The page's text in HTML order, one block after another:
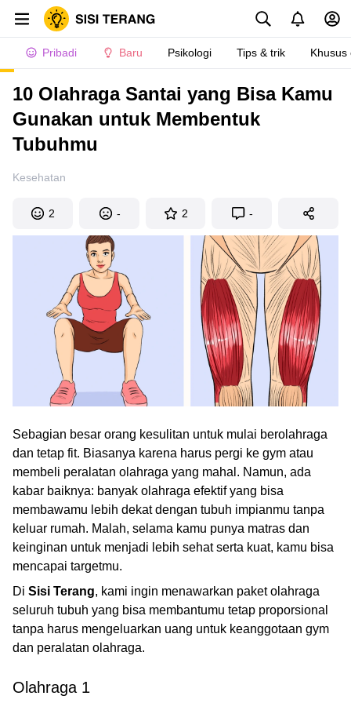
Pribadi Baru Psikologi Tips & trik Khusus
10 Olahraga Santai yang Bisa Kamu
Gunakan untuk Membentuk
Tubuhmu
Kesehatan
2 - 2 -
Sebagian besar orang kesulitan untuk mulai berolahraga
dan tetap fit. Biasanya karena harus pergi ke gym atau
membeli peralatan olahraga yang mahal. Namun, ada
kabar baiknya: banyak olahraga efektif yang bisa
membawamu lebih dekat dengan tubuh impianmu tanpa
keluar rumah. Malah, selama kamu punya matras dan
keinginan untuk menjadi lebih sehat serta kuat, kamu bisa
mencapai targetmu.
Di Sisi Terang, kami ingin menawarkan paket olahraga
seluruh tubuh yang bisa membantumu tetap proporsional
tanpa harus mengeluarkan uang untuk keanggotaan gym
dan peralatan olahraga.
Olahraga 1